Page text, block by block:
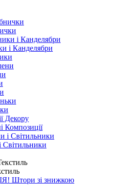
і Канделябри
Декору
Композиції
Світильники